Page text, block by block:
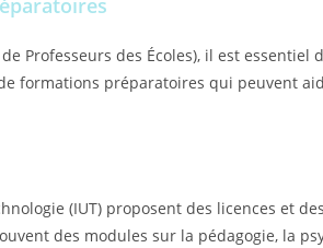
Professeurs des Écoles), il est
formations préparatoires qui peuvent
(IUT) proposent des licences et
des modules sur la pédagogie, la